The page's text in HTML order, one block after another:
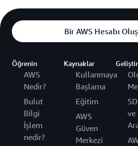
Bir AWS Hesabı
Öğrenin
AWS
Nedir?
Bulut
Bilgi
İşlem
nedir?
Kaynaklar
Kullanmaya
Başlama
Eğitim
AWS
Güven
Merkezi
ve